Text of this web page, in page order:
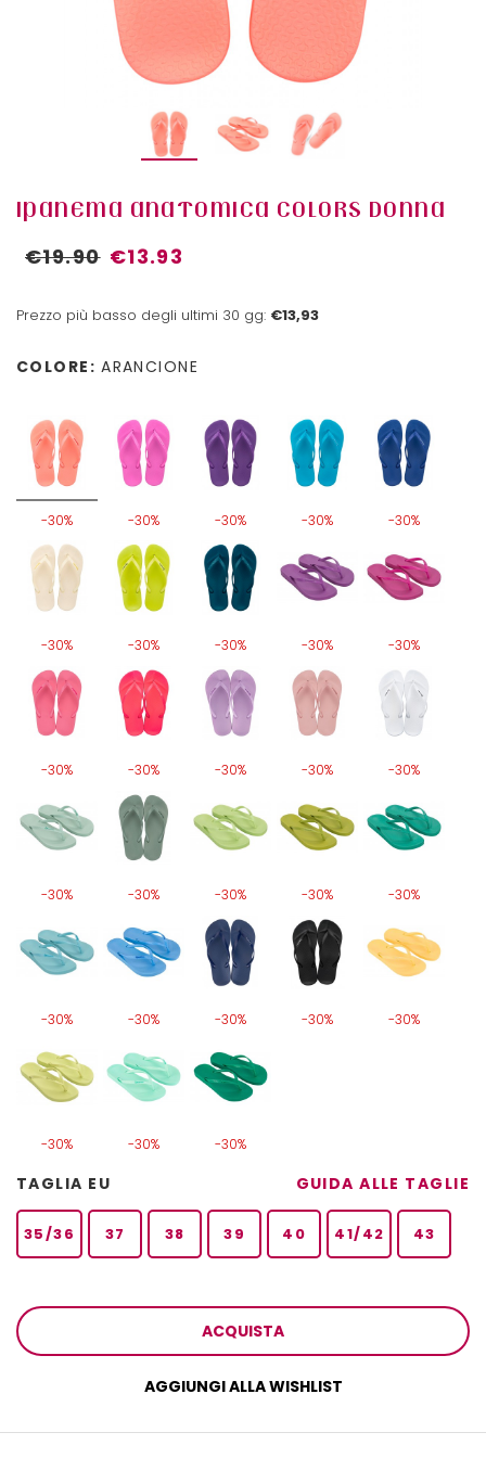
IPANEMA ANATOMICA COLORS DONNA
€19.90 €13.93
Prezzo più basso degli ultimi 30 gg: €13,93
COLORE: ARANCIONE
-30% -30% -30% -30% -30%
-30% -30% -30% -30% -30%
-30% -30% -30% -30% -30%
-30% -30% -30% -30% -30%
-30% -30% -30% -30% -30%
-30% -30% -30%
TAGLIA EU GUIDA ALLE TAGLIE
35/36 37 38 39 40 41/42 43
ACQUISTA
AGGIUNGI ALLA WISHLIST